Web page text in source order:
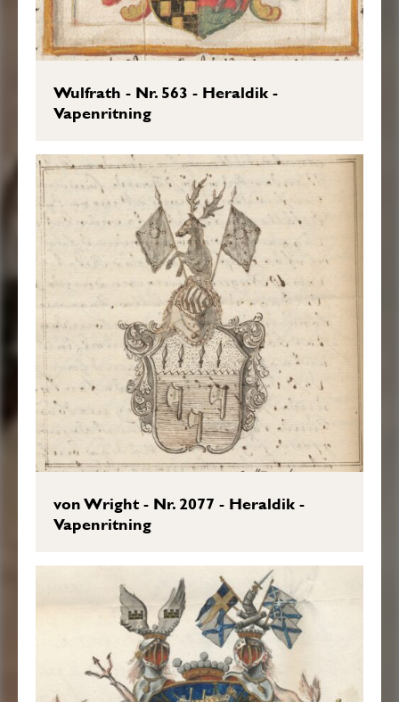
Wulfrath - Nr. 563 - Heraldik -
Vapenritning
von Wright - Nr. 2077 - Heraldik -
Vapenritning